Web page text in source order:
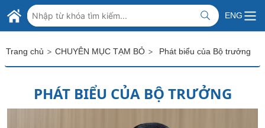
Skip to Main Content
BỘ NGOẠI GIAO VIỆT NAM
MINISTRY OF FOREIGN AFFAIRS
ENG
Trang chủ > CHUYÊN MỤC TẠM BỎ > Phát biểu của Bộ trưởng
PHÁT BIỂU CỦA BỘ TRƯỞNG